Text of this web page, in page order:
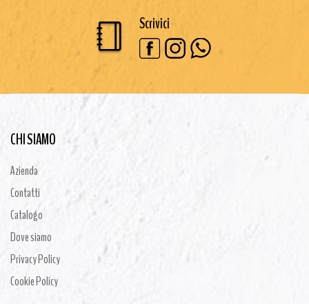
Scrivici
CHI SIAMO
Azienda
Contatti
Catalogo
Dove siamo
Privacy Policy
Cookie Policy